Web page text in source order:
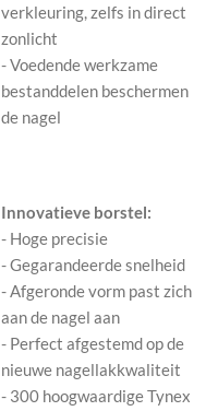
verkleuring, zelfs in direct
zonlicht
- Voedende werkzame
bestanddelen beschermen
de nagel
Innovatieve borstel:
- Hoge precisie
- Gegarandeerde snelheid
- Afgeronde vorm past zich
aan de nagel aan
- Perfect afgestemd op de
nieuwe nagellakkwaliteit
- 300 hoogwaardige Tynex